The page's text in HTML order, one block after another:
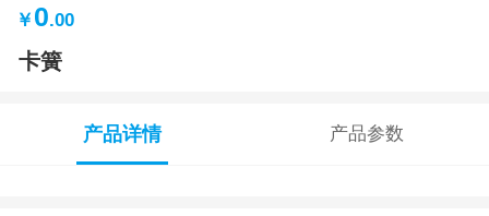
￥ 0.00
卡簧
产品详情 产品参数